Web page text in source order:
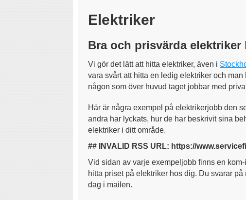
Elektriker
Bra och prisvärda
Vi gör det lätt att hitta elektriker, även i
vara svårt att hitta en ledig elektriker och
någon som över huvud taget jobbar med
Här är några exempel på elektrikerjobb den
andra har lyckats, hur de har beskrivit sina
elektriker i ditt område.
## INVALID RSS URL: https://
Vid sidan av varje exempeljobb finns en
hitta priset på elektriker hos dig. Du svarar
dag i mailen.